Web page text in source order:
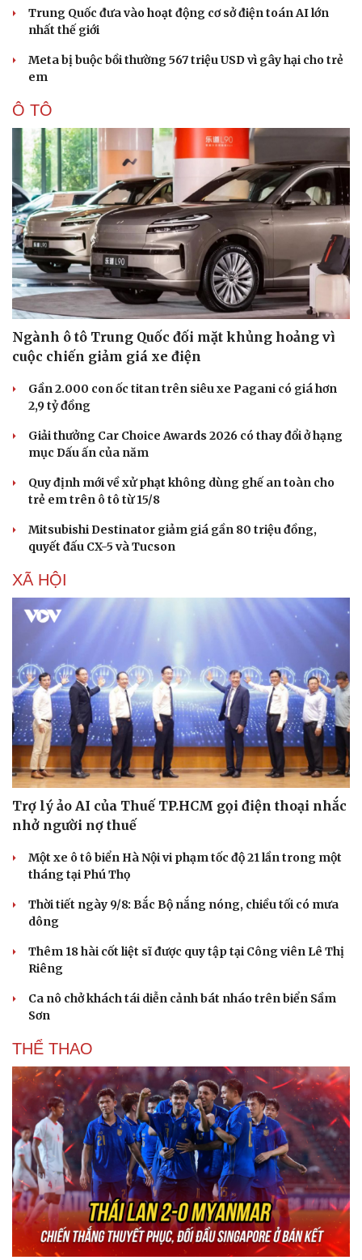
Pháp luật
Vụ án
Tin nóng
Tư vấn luật
Quân sự - Quốc phòng
Vũ khí
Việt Nam
Phân tích
Bóng đá
Lịch thi đấu bóng đá
Thế giới thể thao
eSports
Hậu trường
Ô tô
Trung Quốc đưa vào hoạt động cơ sở điện toán AI lớn
nhất thế giới
Meta bị buộc bồi thường 567 triệu USD vì gây hại cho trẻ
em
Ô TÔ
Ngành ô tô Trung Quốc đối mặt khủng hoảng vì
cuộc chiến giảm giá xe điện
Gần 2.000 con ốc titan trên siêu xe Pagani có giá hơn
2,9 tỷ đồng
Giải thưởng Car Choice Awards 2026 có thay đổi ở hạng
mục Dấu ấn của năm
Quy định mới về xử phạt không dùng ghế an toàn cho
trẻ em trên ô tô từ 15/8
Mitsubishi Destinator giảm giá gần 80 triệu đồng,
quyết đấu CX-5 và Tucson
XÃ HỘI
Trợ lý ảo AI của Thuế TP.HCM gọi điện thoại nhắc
nhở người nợ thuế
Một xe ô tô biển Hà Nội vi phạm tốc độ 21 lần trong một
tháng tại Phú Thọ
Thời tiết ngày 9/8: Bắc Bộ nắng nóng, chiều tối có mưa
dông
Thêm 18 hài cốt liệt sĩ được quy tập tại Công viên Lê Thị
Riêng
Ca nô chở khách tái diễn cảnh bát nháo trên biển Sầm
Sơn
THỂ THAO